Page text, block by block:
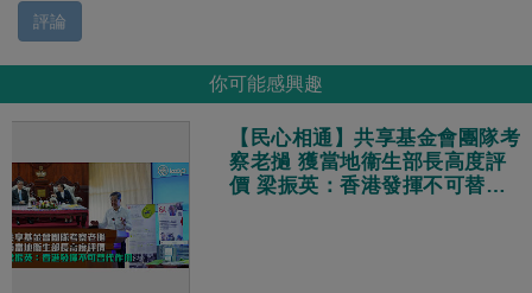
評論
你可能感興趣
【民心相通】共享基金會團隊考
察老撾 獲當地衞生部長高度評
價 梁振英：香港發揮不可替代